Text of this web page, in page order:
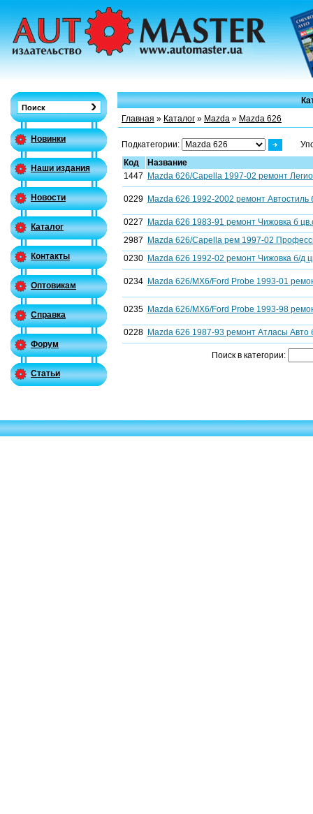
Новинки
Наши издания
Новости
Каталог
Контакты
Оптовикам
Справка
Форум
Статьи
Главная » Каталог » Mazda » Mazda 626
Подкатегории:
Код
Название
1447
Mazda 626/Capella 1997-02 ремонт
0229 Mazda 626 1992-2002 ремонт Автостиль
0227
Mazda 626 1983-91 ремонт Чижовка б
2987
Mazda 626/Capella рем 1997-02
0230 Mazda 626 1992-02 ремонт Чижовка б/д
0234 Mazda 626/МХ6/Ford Probe 1993-01
0235 Mazda 626/МХ6/Ford Probe 1993-98
0228 Mazda 626 1987-93 ремонт Атласы Авто
Поиск в категории: